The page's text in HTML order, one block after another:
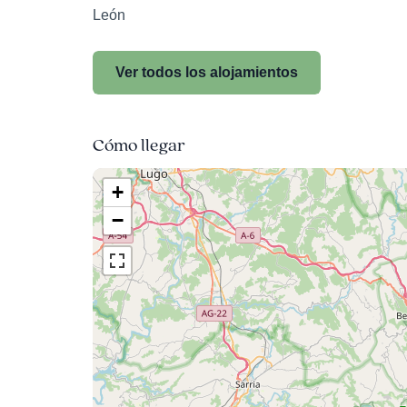
León
Ver todos los alojamientos
Cómo llegar
+
−